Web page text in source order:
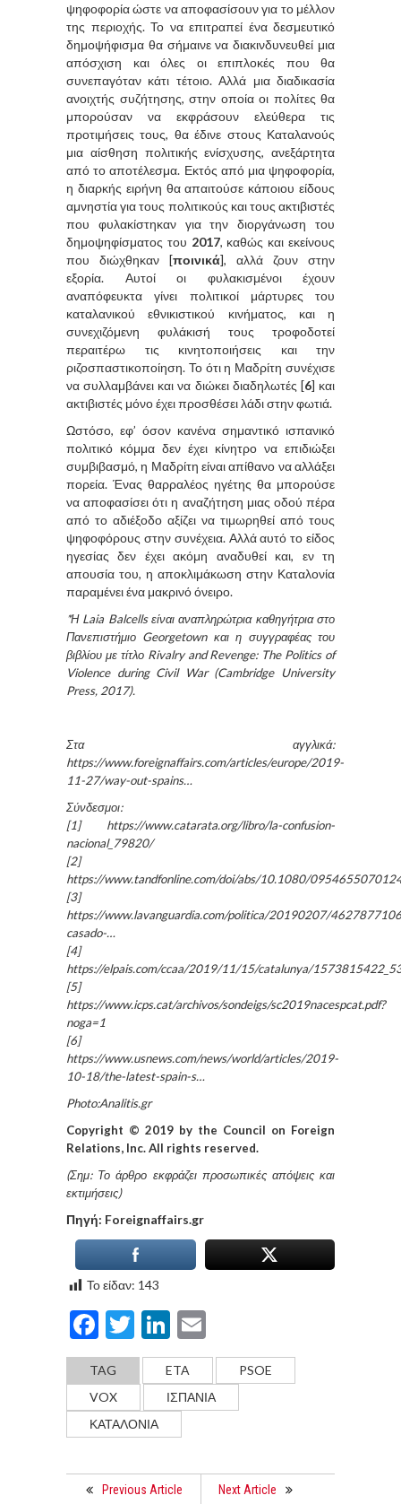
ψηφοφορία ώστε να αποφασίσουν για το μέλλον
της περιοχής. Το να επιτραπεί ένα δεσμευτικό
δημοψήφισμα θα σήμαινε να διακινδυνευθεί μια
απόσχιση και όλες οι επιπλοκές που θα
συνεπαγόταν κάτι τέτοιο. Αλλά μια διαδικασία
ανοιχτής συζήτησης, στην οποία οι πολίτες θα
μπορούσαν να εκφράσουν ελεύθερα τις
προτιμήσεις τους, θα έδινε στους Καταλανούς
μια αίσθηση πολιτικής ενίσχυσης, ανεξάρτητα
από το αποτέλεσμα. Εκτός από μια ψηφοφορία,
η διαρκής ειρήνη θα απαιτούσε κάποιου είδους
αμνηστία για τους πολιτικούς και τους ακτιβιστές
που φυλακίστηκαν για την διοργάνωση του
δημοψηφίσματος του 2017, καθώς και εκείνους
που διώχθηκαν [ποινικά], αλλά ζουν στην
εξορία. Αυτοί οι φυλακισμένοι έχουν
αναπόφευκτα γίνει πολιτικοί μάρτυρες του
καταλανικού εθνικιστικού κινήματος, και η
συνεχιζόμενη φυλάκισή τους τροφοδοτεί
περαιτέρω τις κινητοποιήσεις και την
ριζοσπαστικοποίηση. Το ότι η Μαδρίτη συνέχισε
να συλλαμβάνει και να διώκει διαδηλωτές [6] και
ακτιβιστές μόνο έχει προσθέσει λάδι στην φωτιά.
Ωστόσο, εφ’ όσον κανένα σημαντικό ισπανικό
πολιτικό κόμμα δεν έχει κίνητρο να επιδιώξει
συμβιβασμό, η Μαδρίτη είναι απίθανο να αλλάξει
πορεία. Ένας θαρραλέος ηγέτης θα μπορούσε
να αποφασίσει ότι η αναζήτηση μιας οδού πέρα
από το αδιέξοδο αξίζει να τιμωρηθεί από τους
ψηφοφόρους στην συνέχεια. Αλλά αυτό το είδος
ηγεσίας δεν έχει ακόμη αναδυθεί και, εν τη
απουσία του, η αποκλιμάκωση στην Καταλονία
παραμένει ένα μακρινό όνειρο.
*Η Laia Balcells είναι αναπληρώτρια καθηγήτρια στο
Πανεπιστήμιο Georgetown και η συγγραφέας του
βιβλίου με τίτλο Rivalry and Revenge: The Politics of
Violence during Civil War (Cambridge University
Press, 2017).
Στα αγγλικά:
https://www.foreignaffairs.com/articles/europe/2019-
11-27/way-out-spains…
Σύνδεσμοι:
[1] https://www.catarata.org/libro/la-confusion-
nacional_79820/
[2]
https://www.tandfonline.com/doi/abs/10.1080/
[3]
https://www.lavanguardia.com/politica/20190207/
casado-…
[4]
https://elpais.com/ccaa/2019/11/15/catalunya/
[5]
https://www.icps.cat/archivos/sondeigs/sc2019nacespcat.pdf?
noga=1
[6]
https://www.usnews.com/news/world/articles/2019-
10-18/the-latest-spain-s…
Photo:Analitis.gr
Copyright © 2019 by the Council on Foreign
Relations, Inc. All rights reserved.
(Σημ: Το άρθρο εκφράζει προσωπικές απόψεις και
εκτιμήσεις)
Πηγή: Foreignaffairs.gr
Το είδαν: 143
Facebook
TwitterLinkedIn
TAG ETA
PSOE
VOX
ΙΣΠΑΝΙΑ
ΚΑΤΑΛΟΝΙΑ
Previous Article Next Article